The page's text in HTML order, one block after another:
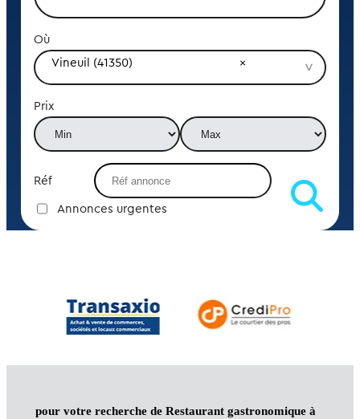
Où
Vineuil (41350)
Prix
Réf
Annonces urgentes
pour votre recherche de Restaurant gastronomique à